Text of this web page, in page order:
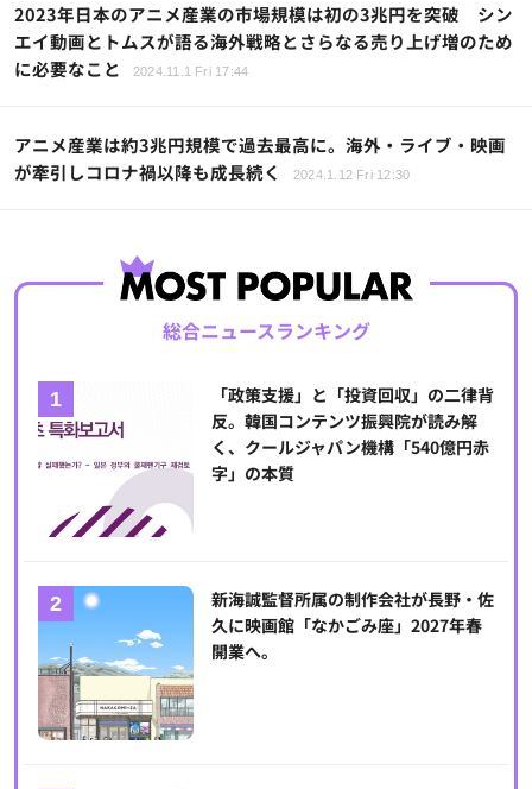
2023年日本のアニメ産業の市場規模は初の3兆円を突破 シン
エイ動画とトムスが語る海外戦略とさらなる売り上げ増のため
に必要なこと
2024.11.1 Fri 17:44
アニメ産業は約3兆円規模で過去最高に。海外・ライブ・映画
が牽引しコロナ禍以降も成長続く
2024.1.12 Fri 12:30
総合ニュースランキング
「政策支援」と「投資回収」の二律背
反。韓国コンテンツ振興院が読み解
く、クールジャパン機構「540億円赤
字」の本質
新海誠監督所属の制作会社が長野・佐
久に映画館「なかごみ座」2027年春
開業へ。